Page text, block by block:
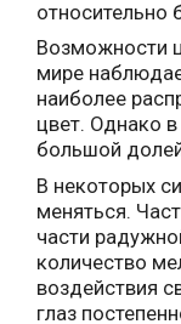
относительно
Возможности
мире
наиболее
цвет. Однако
большой
В некоторых
меняться.
части
количество
воздействия
глаз